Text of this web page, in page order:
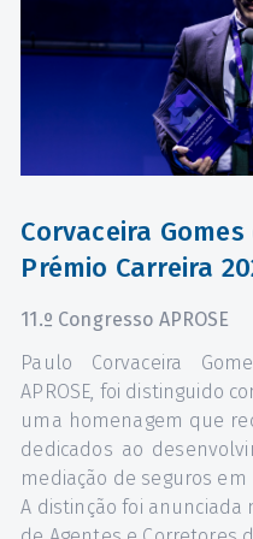
Corvaceira
Prémio Carreira
11.º Congresso APROSE
Paulo Corvaceira
APROSE, foi distinguido
uma homenagem que
dedicados ao
mediação de seguros em
A distinção foi anunciada